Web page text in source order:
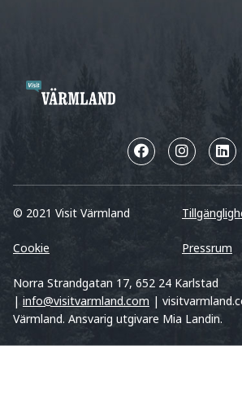
© 2021 Visit Värmland
Cookie Pressrum
Norra Strandgatan 17, 652 24 Karlstad
| info@visitvarmland.com |
Värmland. Ansvarig utgivare Mia Landin.